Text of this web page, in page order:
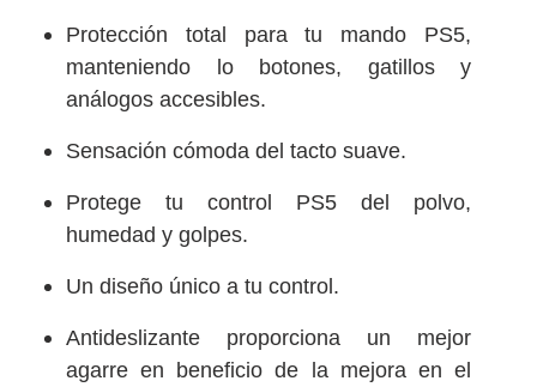
Protección total para tu mando PS5,
manteniendo lo botones, gatillos y
análogos accesibles.
Sensación cómoda del tacto suave.
Protege tu control PS5 del polvo,
humedad y golpes.
Un diseño único a tu control.
Antideslizante proporciona un mejor
agarre en beneficio de la mejora en el